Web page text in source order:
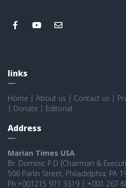
links
Home About us Contact us
Donate Editorial
Address
Marian Times USA
Br. Dominic P.D (Chairman &
506 Parlin Street, Philadelphia, PA
Ph:+001215 971 3319 | +001 267